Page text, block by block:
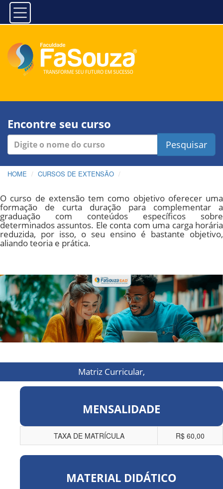
Encontre seu curso
Pesquisar
HOME CURSOS DE EXTENSÃO
O curso de extensão tem como objetivo oferecer uma
formação de curta duração para complementar a
graduação com conteúdos específicos sobre
determinados assuntos. Ele conta com uma carga horária
reduzida, por isso, o seu ensino é bastante objetivo,
aliando teoria e prática.
Matriz Curricular,
MENSALIDADE
TAXA DE MATRÍCULA R$ 60,00
MATERIAL DIDÁTICO